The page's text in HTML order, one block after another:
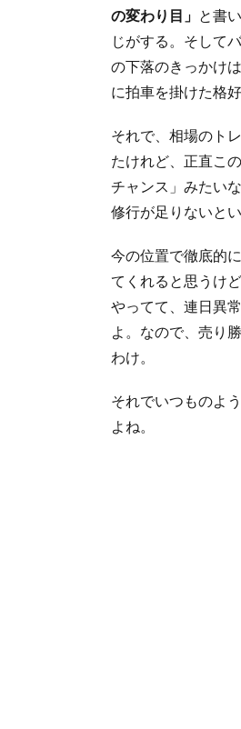
の変わり目」 と書
じがする。そして
の下落のきっかけ
に拍車を掛けた格好
それで、相場のト
たけれど、正直こ
チャンス」みたい
修行が足りないと
今の位置で徹底的
てくれると思うけ
やってて、連日異
よ。なので、売り
わけ。
それでいつものよ
よね。